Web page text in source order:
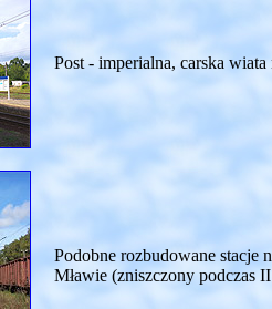
Post - imperialna, carska wiata
Podobne rozbudowane stacje
Mławie (zniszczony podczas